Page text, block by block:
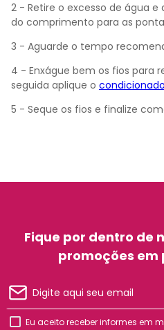
2 - Retire o excesso de água
do comprimento para as
3 - Aguarde o tempo
4 - Enxágue bem os fios para
seguida aplique o
5 - Seque os fios e finalize
Fique por dentro de
promoções em
Eu aceito receber informes em